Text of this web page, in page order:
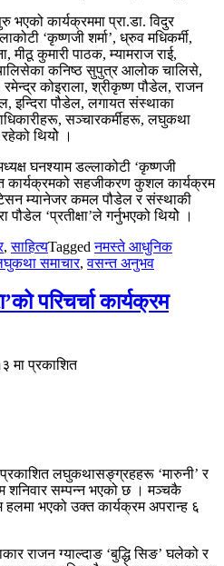
कार्यक्रममा प्रा.डा. विदुर
‘कृष्णजी शर्मा’, ध्रुव मधिकर्मी,
कुमारी पाठक, म्यामराज राई,
कनिष्ठ सुपुत्र आलोक चालिसे,
रमेन्द्र कोइराला, श्रीकृष्ण पौडेल, राजन
इन्दिरा पौडेल, लगायत संस्थाका
सञ्चारकर्मीहरू, लघुकथा
थियोे ।
घनश्याम डल्लाकोटी ‘कृष्णजी
कार्यक्रमको सहजीकरण कुशल कार्यक्रम
म्यानेजर कमल पौडेल र संस्थाकी
‘प्रतीक्षा’ले गर्नुभएको थियोे ।
,साहित्यTaggedनमस्ते आधुनिक
समाचार,वसन्त अनुभव
परिचर्चा कार्यक्रम
मा प्रकाशित
लघुकथासङ्ग्रहहरू ‘मारुनी’ र
शनिवार सम्पन्न भएको छ । मञ्चकै
भएको उक्त कार्यक्रम अपरान्ह ६
राजन ग्याल्दाङ ‘बुद्धि सिङ’ घलेको र